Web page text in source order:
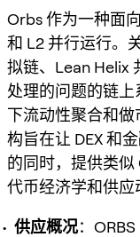
Orbs 作为一种面
和 L2 并行运行。
拟链、Lean Helix
处理的问题的链
下流动性聚合和
构旨在让 DEX 和
的同时，提供类似
代币经济学和供应
供应概况：ORBS